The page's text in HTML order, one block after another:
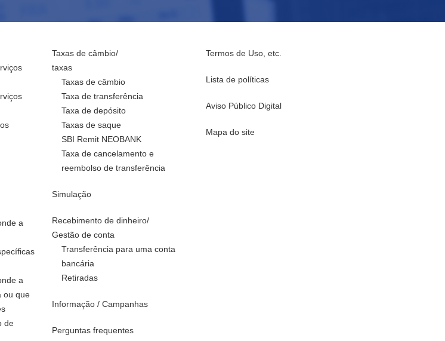
a
a
ou que
de
Taxas de câmbio/
taxas
Taxas de câmbio
Taxa de transferência
Taxa de depósito
Taxas de saque
SBI Remit NEOBANK
Taxa de cancelamento e
reembolso de transferência
Simulação
Recebimento de dinheiro/
Gestão de conta
Transferência para uma conta
bancária
Retiradas
Informação / Campanhas
Perguntas frequentes
Termos de Uso, etc.
Lista de políticas
Aviso Público Digital
Mapa do site